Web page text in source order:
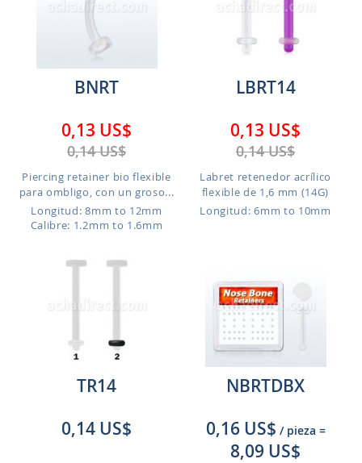
BNRT
0,13 US$
0,14 US$
Piercing retainer bio flexible
para ombligo, con un groso...
Longitud: 8mm to 12mm
Calibre: 1.2mm to 1.6mm
LBRT14
0,13 US$
0,14 US$
Labret retenedor acrílico
flexible de 1,6 mm (14G)
Longitud: 6mm to 10mm
TR14
0,14 US$
NBRTDBX
0,16 US$ / pieza =
8,09 US$